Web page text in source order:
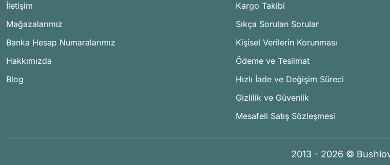
İletişim
Mağazalarımız
Banka Hesap Numaralarımız
Hakkımızda
Blog
Kargo Takibi
Sıkça Sorulan Sorular
Kişisel Verilerin Korunması
Ödeme ve Teslimat
Hızlı İade ve Değişim Süreci
Gizlilik ve Güvenlik
Mesafeli Satış Sözleşmesi
2013 - 2026 ©